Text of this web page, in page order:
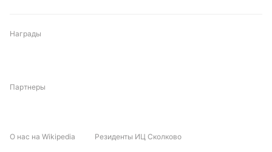
исторические встречи, можно ожидать, что
рассмотреть ставку на то, что обе команды не
Награды
Партнеры
О нас на Wikipedia Резиденты ИЦ Сколково